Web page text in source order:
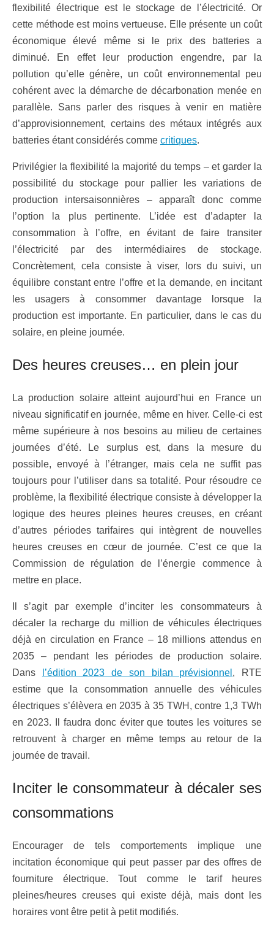
flexibilité électrique est le stockage de l’électricité. Or
cette méthode est moins vertueuse. Elle présente un coût
économique élevé même si le prix des batteries a
diminué. En effet leur production engendre, par la
pollution qu’elle génère, un coût environnemental peu
cohérent avec la démarche de décarbonation menée en
parallèle. Sans parler des risques à venir en matière
d’approvisionnement, certains des métaux intégrés aux
batteries étant considérés comme critiques.
Privilégier la flexibilité la majorité du temps – et garder la
possibilité du stockage pour pallier les variations de
production intersaisonnières – apparaît donc comme
l’option la plus pertinente. L’idée est d’adapter la
consommation à l’offre, en évitant de faire transiter
l’électricité par des intermédiaires de stockage.
Concrètement, cela consiste à viser, lors du suivi, un
équilibre constant entre l’offre et la demande, en incitant
les usagers à consommer davantage lorsque la
production est importante. En particulier, dans le cas du
solaire, en pleine journée.
Des heures creuses… en plein jour
La production solaire atteint aujourd’hui en France un
niveau significatif en journée, même en hiver. Celle-ci est
même supérieure à nos besoins au milieu de certaines
journées d’été. Le surplus est, dans la mesure du
possible, envoyé à l’étranger, mais cela ne suffit pas
toujours pour l’utiliser dans sa totalité. Pour résoudre ce
problème, la flexibilité électrique consiste à développer la
logique des heures pleines heures creuses, en créant
d’autres périodes tarifaires qui intègrent de nouvelles
heures creuses en cœur de journée. C’est ce que la
Commission de régulation de l’énergie commence à
mettre en place.
Il s’agit par exemple d’inciter les consommateurs à
décaler la recharge du million de véhicules électriques
déjà en circulation en France – 18 millions attendus en
2035 – pendant les périodes de production solaire.
Dans
l’édition 2023 de son bilan prévisionnel , RTE
estime que la consommation annuelle des véhicules
électriques s’élèvera en 2035 à 35 TWH, contre 1,3 TWh
en 2023. Il faudra donc éviter que toutes les voitures se
retrouvent à charger en même temps au retour de la
journée de travail.
Inciter le consommateur à décaler ses
consommations
Encourager de tels comportements implique une
incitation économique qui peut passer par des offres de
fourniture électrique. Tout comme le tarif heures
pleines/heures creuses qui existe déjà, mais dont les
horaires vont être petit à petit modifiés.